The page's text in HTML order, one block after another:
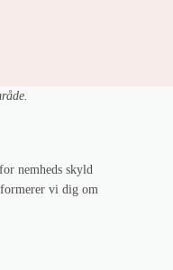
nemheds skyld
vi dig om